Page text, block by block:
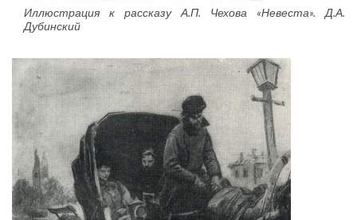
Иллюстрация к рассказу А.П. Чехова «Невеста». Д.А.
Дубинский